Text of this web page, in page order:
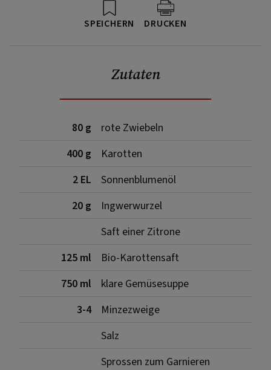
SPEICHERN DRUCKEN
Zutaten
80 g
rote Zwiebeln
400 g
Karotten
2 EL
Sonnenblumenöl
20 g
Ingwerwurzel
Saft einer Zitrone
125 ml
Bio-Karottensaft
750 ml
klare Gemüsesuppe
3-4
Minzezweige
Salz
Sprossen zum Garnieren